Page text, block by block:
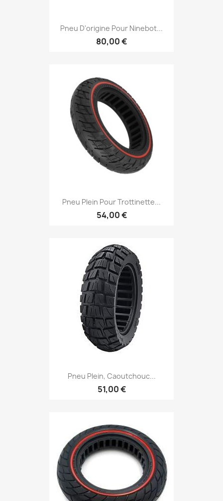
Pneu D'origine Pour Ninebot...
80,00 €
Pneu Plein Pour Trottinette...
54,00 €
Pneu Plein, Caoutchouc...
51,00 €